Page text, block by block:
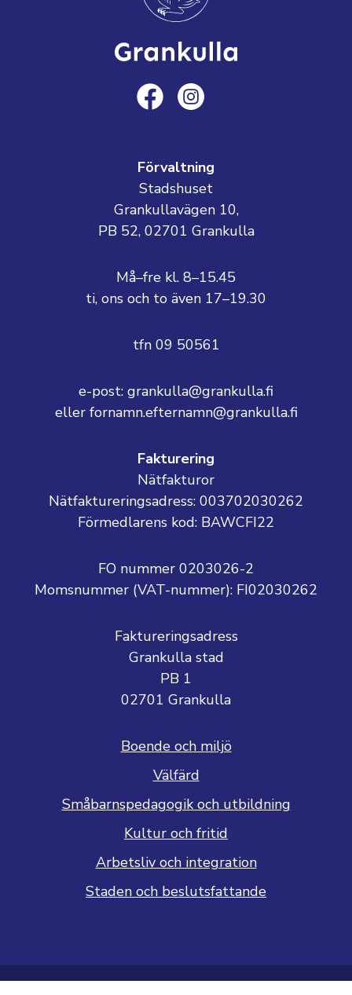
Förvaltning
Stadshuset
Grankullavägen 10,
PB 52, 02701 Grankulla
Må–fre kl. 8–15.45
ti, ons och to även 17–19.30
tfn 09 50561
e-post: grankulla@grankulla.fi
eller fornamn.efternamn@grankulla.fi
Fakturering
Nätfakturor
Nätfaktureringsadress: 003702030262
Förmedlarens kod: BAWCFI22
FO nummer 0203026-2
Momsnummer (VAT-nummer): FI02030262
Faktureringsadress
Grankulla stad
PB 1
02701 Grankulla
Boende och miljö
Välfärd
Småbarnspedagogik och utbildning
Kultur och fritid
Arbetsliv och integration
Staden och beslutsfattande